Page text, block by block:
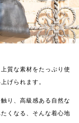
質な素材をたっぷり使
げられます。
り、高級感ある自然な
くなる、そんな着心地